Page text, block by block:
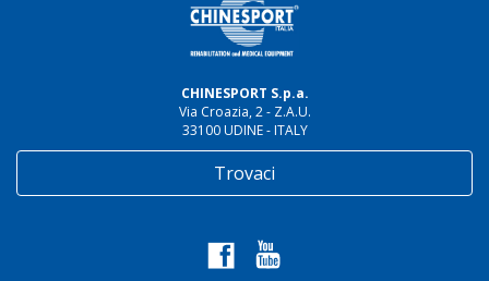
CHINESPORT S.p.a.
Via Croazia, 2 - Z.A.U.
33100 UDINE - ITALY
Trovaci